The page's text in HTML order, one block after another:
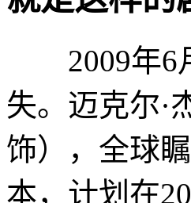
2009年6月
失。迈克尔·
饰），全球
本，计划在